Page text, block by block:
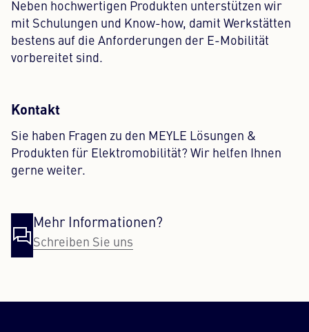
Neben hochwertigen Produkten unterstützen wir
mit Schulungen und Know-how, damit Werkstätten
bestens auf die Anforderungen der E-Mobilität
vorbereitet sind.
Kontakt
Sie haben Fragen zu den MEYLE Lösungen &
Produkten für Elektromobilität? Wir helfen Ihnen
gerne weiter.
Mehr Informationen?
Schreiben Sie uns